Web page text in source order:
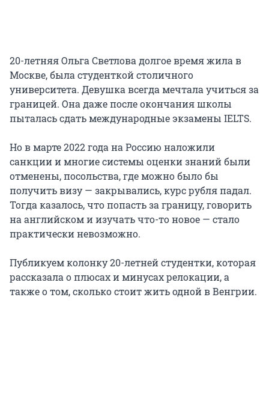
20-летняя Ольга Светлова долгое время жила в
Москве, была студенткой столичного
университета. Девушка всегда мечтала учиться за
границей. Она даже после окончания школы
пыталась сдать международные экзамены IELTS.
Но в марте 2022 года на Россию наложили
санкции и многие системы оценки знаний были
отменены, посольства, где можно было бы
получить визу — закрывались, курс рубля падал.
Тогда казалось, что попасть за границу, говорить
на английском и изучать что-то новое — стало
практически невозможно.
Публикуем колонку 20-летней студентки, которая
рассказала о плюсах и минусах релокации, а
также о том, сколько стоит жить одной в Венгрии.